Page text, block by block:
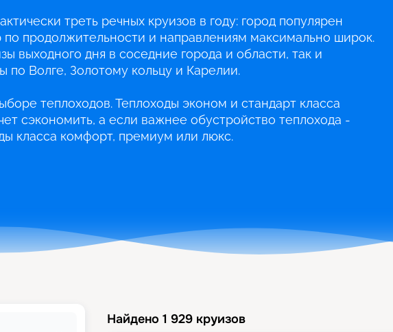
треть речных круизов в году: город популярен
по продолжительности и направлениям максимально широк.
выходного дня в соседние города и области, так и
по Волге, Золотому кольцу и Карелии.
теплоходов. Теплоходы эконом и стандарт класса
сэкономить, а если важнее обустройство теплохода -
класса комфорт, премиум или люкс.
Найдено 1 929 круизов